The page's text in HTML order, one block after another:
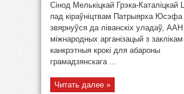
Сінод Мелькіцкай Грэка-Каталіцкай
пад кіраўніцтвам Патрыярха Юсэфа
звярнуўся да ліванскіх уладаў, ААН
міжнародных арганізацый з заклікам
канкрэтныя крокі для абароны
грамадзянскага ...
Читать далее »